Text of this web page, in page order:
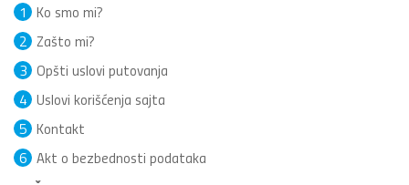
Ko smo mi?
1
Zašto mi?
2
Opšti uslovi putovanja
3
Uslovi korišćenja sajta
4
Kontakt
5
Akt o bezbednosti podataka
6